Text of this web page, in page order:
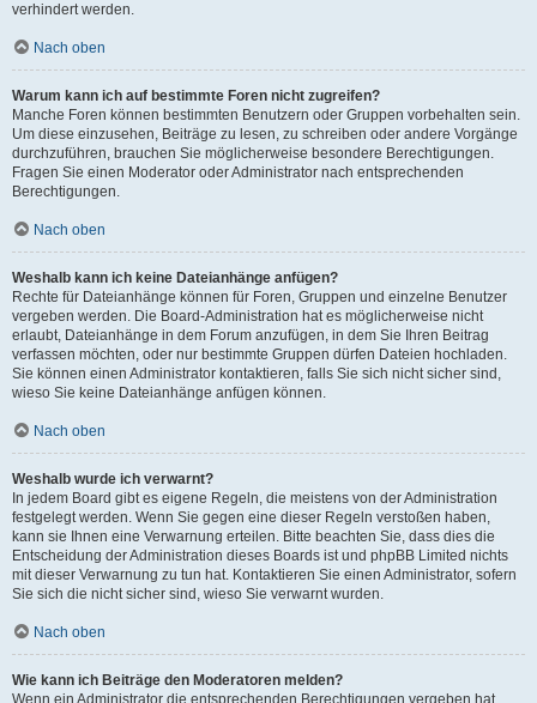
verhindert werden.
Nach oben
Warum kann ich auf bestimmte Foren nicht zugreifen?
Manche Foren können bestimmten Benutzern oder Gruppen vorbehalten sein.
Um diese einzusehen, Beiträge zu lesen, zu schreiben oder andere Vorgänge
durchzuführen, brauchen Sie möglicherweise besondere Berechtigungen.
Fragen Sie einen Moderator oder Administrator nach entsprechenden
Berechtigungen.
Nach oben
Weshalb kann ich keine Dateianhänge anfügen?
Rechte für Dateianhänge können für Foren, Gruppen und einzelne Benutzer
vergeben werden. Die Board-Administration hat es möglicherweise nicht
erlaubt, Dateianhänge in dem Forum anzufügen, in dem Sie Ihren Beitrag
verfassen möchten, oder nur bestimmte Gruppen dürfen Dateien hochladen.
Sie können einen Administrator kontaktieren, falls Sie sich nicht sicher sind,
wieso Sie keine Dateianhänge anfügen können.
Nach oben
Weshalb wurde ich verwarnt?
In jedem Board gibt es eigene Regeln, die meistens von der Administration
festgelegt werden. Wenn Sie gegen eine dieser Regeln verstoßen haben,
kann sie Ihnen eine Verwarnung erteilen. Bitte beachten Sie, dass dies die
Entscheidung der Administration dieses Boards ist und phpBB Limited nichts
mit dieser Verwarnung zu tun hat. Kontaktieren Sie einen Administrator, sofern
Sie sich die nicht sicher sind, wieso Sie verwarnt wurden.
Nach oben
Wie kann ich Beiträge den Moderatoren melden?
Wenn ein Administrator die entsprechenden Berechtigungen vergeben hat,